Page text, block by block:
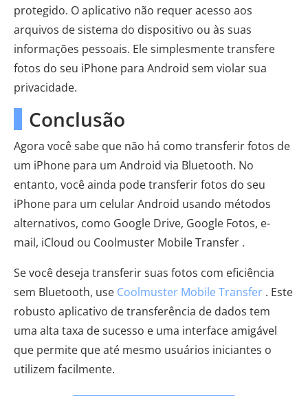
protegido. O aplicativo não requer acesso aos
arquivos de sistema do dispositivo ou às suas
informações pessoais. Ele simplesmente transfere
fotos do seu iPhone para Android sem violar sua
privacidade.
Conclusão
Agora você sabe que não há como transferir fotos de
um iPhone para um Android via Bluetooth. No
entanto, você ainda pode transferir fotos do seu
iPhone para um celular Android usando métodos
alternativos, como Google Drive, Google Fotos, e-
mail, iCloud ou Coolmuster Mobile Transfer .
Se você deseja transferir suas fotos com eficiência
sem Bluetooth, use Coolmuster Mobile Transfer . Este
robusto aplicativo de transferência de dados tem
uma alta taxa de sucesso e uma interface amigável
que permite que até mesmo usuários iniciantes o
utilizem facilmente.